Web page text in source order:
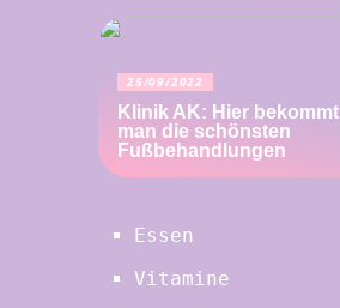
25/09/2022
Klinik AK: Hier bekommt
man die schönsten
Fußbehandlungen
Essen
Vitamine